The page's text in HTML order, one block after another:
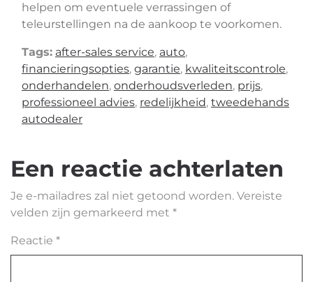
helpen om eventuele verrassingen of
teleurstellingen na de aankoop te voorkomen.
Tags: after-sales service, auto,
financieringsopties, garantie, kwaliteitscontrole,
onderhandelen, onderhoudsverleden, prijs,
professioneel advies, redelijkheid, tweedehands
autodealer
Een reactie achterlaten
Je e-mailadres zal niet getoond worden. Vereiste
velden zijn gemarkeerd met *
Reactie *